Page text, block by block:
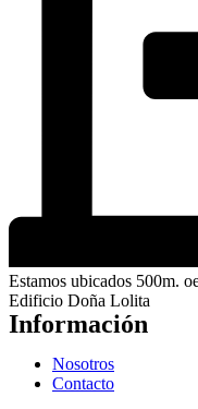
Estamos ubicados 500m.
Edificio Doña Lolita
Información
Nosotros
Contacto